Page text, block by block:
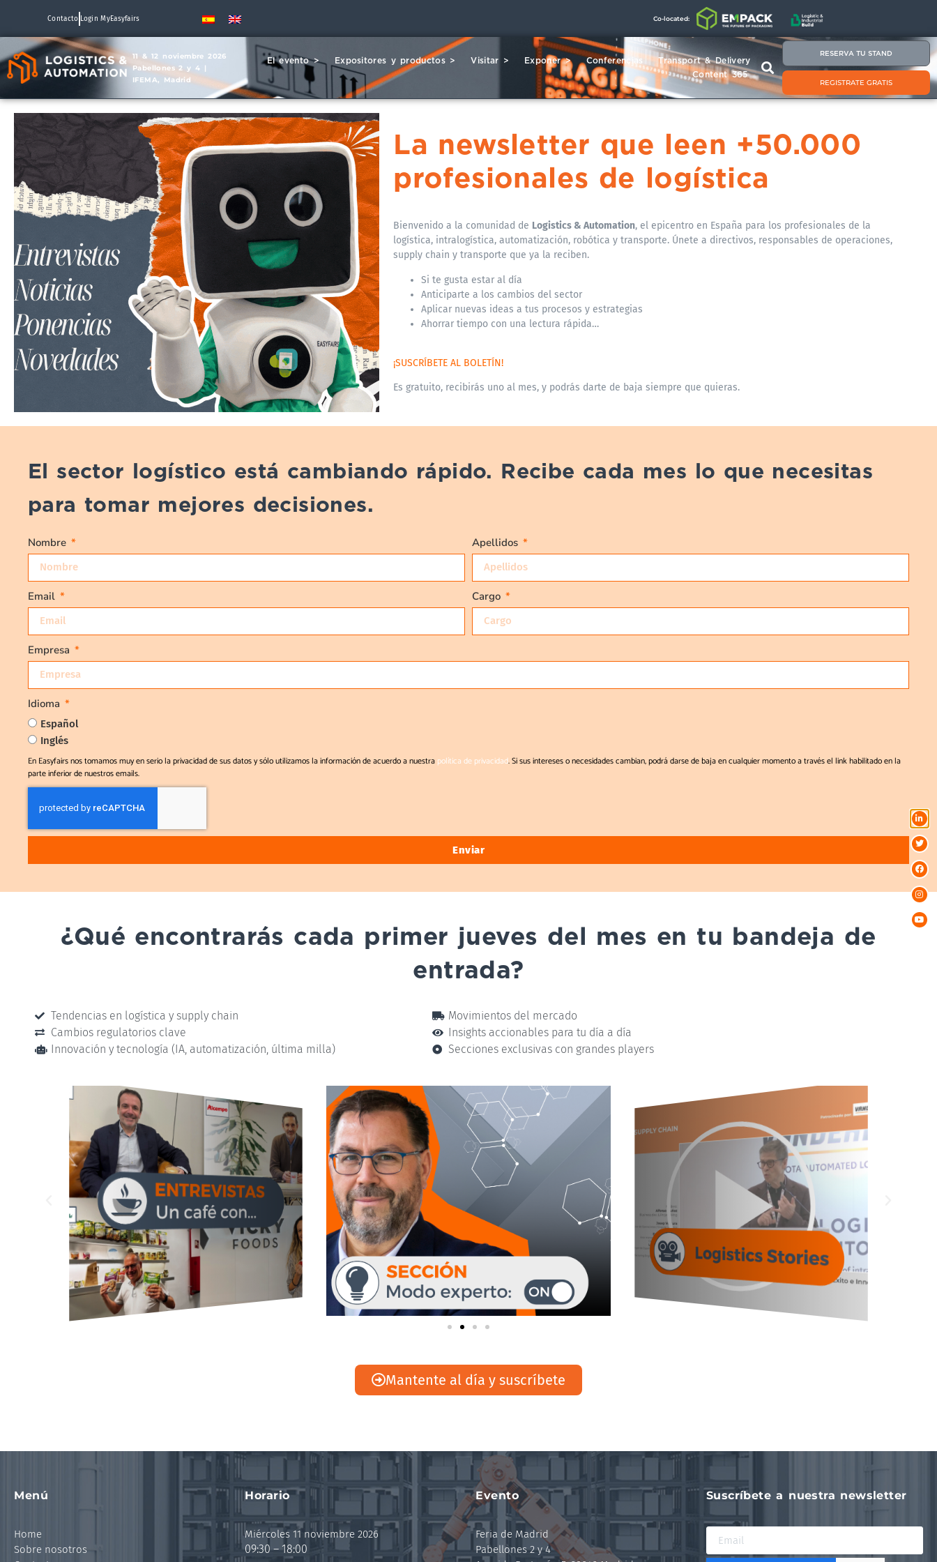
Contacto Login MyEasyfairs Co-located:
11 & 12 noviembre 2026
Pabellones 2 y 4 |
IFEMA, Madrid
El evento > Expositores y productos > Visitar > Exponer > Conferencias
Transport & Delivery
Content 365
RESERVA TU STAND
REGISTRATE GRATIS
La newsletter que leen +50.000
profesionales de logística
Bienvenido a la comunidad de Logistics & Automation, el epicentro en España para los profesionales de la
logística, intralogística, automatización, robótica y transporte. Únete a directivos, responsables de operaciones,
supply chain y transporte que ya la reciben.
Si te gusta estar al día
Anticiparte a los cambios del sector
Aplicar nuevas ideas a tus procesos y estrategias
Ahorrar tiempo con una lectura rápida…
¡SUSCRÍBETE AL BOLETÍN!
Es gratuito, recibirás uno al mes, y podrás darte de baja siempre que quieras.
El sector logístico está cambiando rápido. Recibe cada mes lo que necesitas
para tomar mejores decisiones.
Nombre Apellidos
Email Cargo
Empresa
Idioma
Español
Inglés
En Easyfairs nos tomamos muy en serio la privacidad de sus datos y sólo utilizamos la información de acuerdo a nuestra política de privacidad. Si sus intereses o necesidades cambian, podrá darse de baja en cualquier momento a través el link habilitado en la
parte inferior de nuestros emails.
Enviar
¿Qué encontrarás cada primer jueves del mes en tu bandeja de
entrada?
Tendencias en logística y supply chain
Cambios regulatorios clave
Innovación y tecnología (IA, automatización, última milla)
Movimientos del mercado
Insights accionables para tu día a día
Secciones exclusivas con grandes players
Mantente al día y suscríbete
Menú
Home
Sobre nosotros
Horario
Miércoles 11 noviembre 2026
09:30 – 18:00
Evento
Feria de Madrid
Pabellones 2 y 4
Suscríbete a nuestra newsletter